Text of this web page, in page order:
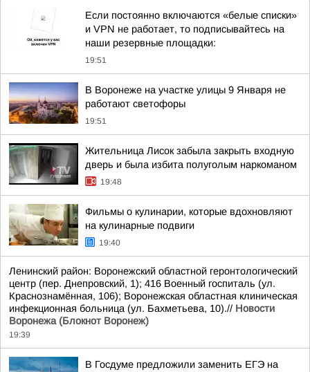
Если постоянно включаются «белые списки»
и VPN не работает, то подписывайтесь на
наши резервные площадки:
19:51
В Воронеже на участке улицы 9 Января не
работают светофоры
19:51
Жительница Лисок забыла закрыть входную
дверь и была избита полуголым наркоманом
19:48
Фильмы о кулинарии, которые вдохновляют
на кулинарные подвиги
19:40
Ленинский район: Воронежский областной геронтологический
центр (пер. Днепровский, 1); 416 Военный госпиталь (ул.
Краснознамённая, 106); Воронежская областная клиническая
инфекционная больница (ул. Бахметьева, 10).// Новости
Воронежа (Блокнот Воронеж)
19:39
В Госдуме предложили заменить ЕГЭ на